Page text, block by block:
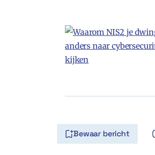
Bewaar bericht